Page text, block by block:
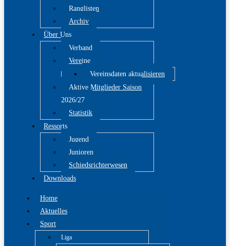
Ranglisten
Archiv
Über Uns
Verband
Vereine
Vereinsdaten aktualisieren
Aktive Mitglieder Saison
2026/27
Statistik
Ressorts
Jugend
Junioren
Schiedsrichterwesen
Downloads
Home
Aktuelles
Sport
Liga